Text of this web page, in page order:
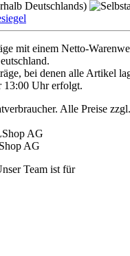
mit einem Netto-
bei denen alle Artikel
13:00 Uhr erfolgt.
Alle Preise
AG
Team ist für